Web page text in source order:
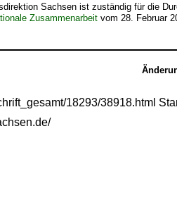
Sachsen ist zuständig für die
Zusammenarbeit vom 28. Februar
18293/38918.html